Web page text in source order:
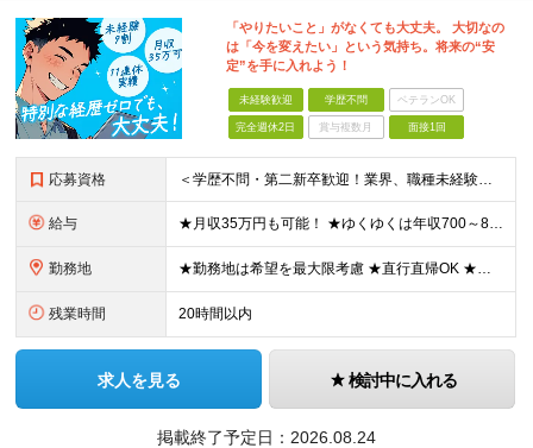
「やりたいこと」がなくても大丈夫。 大切なの
は「今を変えたい」という気持ち。将来の“安
定”を手に入れよう！
未経験歓迎 学歴不問 ベテランOK
完全週休2日 賞与複数月 面接1回
応募資格 ＜学歴不問・第二新卒歓迎！業界、職種未経験歓迎！20代～30代活躍中＞ ★35歳以下の方（若年層の長期キャリア形成を図るため） ★フリーター・正社員未経験・社会人未経験OK ★転職回数が多い方もぜひ
給与 ★月収35万円も可能！ ★ゆくゆくは年収700～800万円も！ ★手当が多数あり ・残業手当（100％）★1分単位で支給 ・資格手当（最大月6万円） ・結婚/出産祝金（最大3万円） 【首都圏・北関東
勤務地 ★勤務地は希望を最大限考慮 ★直行直帰OK ★車通勤のエリアもあり ★研修は、下記いずれかの研修センターで行います ・東京校（東京本社とアクセスは同様） ・大阪校（大阪府大阪市中央区道修町 2-1-1
残業時間 20時間以内
求人を見る 検討中に入れる
掲載終了予定日： 2026.08.24